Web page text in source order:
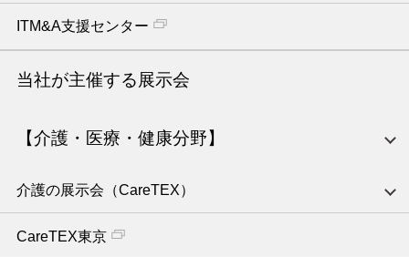
ITM&A支援センター
当社が主催する展示会
【介護・医療・健康分野】
介護の展示会（CareTEX）
CareTEX東京